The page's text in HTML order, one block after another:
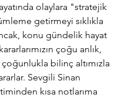
olaylara "stratejik
getirmeyi sıklıkla
konu gündelik hayat
çoğu anlık,
bilinç altımızla
Sevgili Sinan
kısa notlarıma